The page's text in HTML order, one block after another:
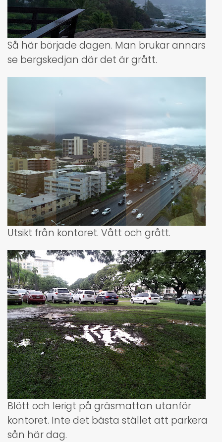
Så här började dagen. Man brukar annars
se bergskedjan där det är grått.
Utsikt från kontoret. Vått och grått.
Blött och lerigt på gräsmattan utanför
kontoret. Inte det bästa stället att parkera
sån här dag.